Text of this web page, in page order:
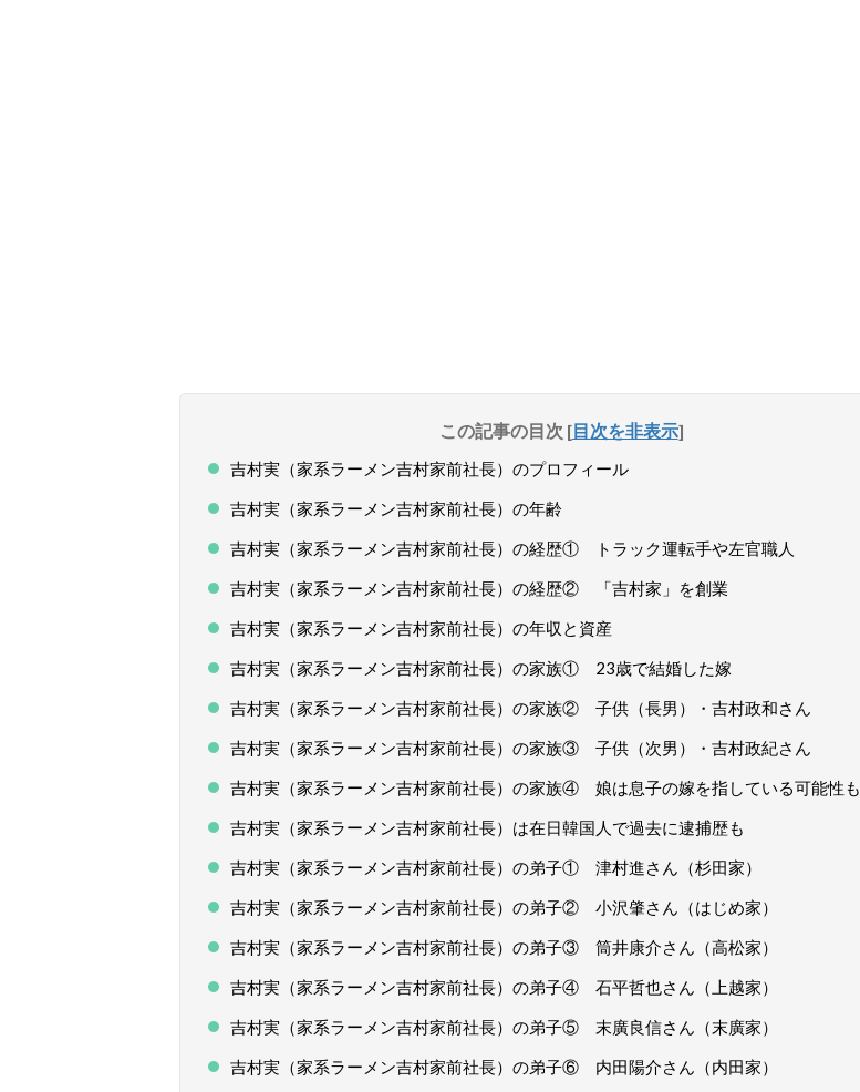
この記事の目次 [目次を非表示]
吉村実（家系ラーメン吉村家前社長）のプロフィール
吉村実（家系ラーメン吉村家前社長）の年齢
吉村実（家系ラーメン吉村家前社長）の経歴① トラック運転手や左官職人
吉村実（家系ラーメン吉村家前社長）の経歴② 「吉村家」を創業
吉村実（家系ラーメン吉村家前社長）の年収と資産
吉村実（家系ラーメン吉村家前社長）の家族① 23歳で結婚した嫁
吉村実（家系ラーメン吉村家前社長）の家族② 子供（長男）・吉村政和さん
吉村実（家系ラーメン吉村家前社長）の家族③ 子供（次男）・吉村政紀さん
吉村実（家系ラーメン吉村家前社長）の家族④ 娘は息子の嫁を指している可能性も
吉村実（家系ラーメン吉村家前社長）は在日韓国人で過去に逮捕歴も
吉村実（家系ラーメン吉村家前社長）の弟子① 津村進さん（杉田家）
吉村実（家系ラーメン吉村家前社長）の弟子② 小沢肇さん（はじめ家）
吉村実（家系ラーメン吉村家前社長）の弟子③ 筒井康介さん（高松家）
吉村実（家系ラーメン吉村家前社長）の弟子④ 石平哲也さん（上越家）
吉村実（家系ラーメン吉村家前社長）の弟子⑤ 末廣良信さん（末廣家）
吉村実（家系ラーメン吉村家前社長）の弟子⑥ 内田陽介さん（内田家）